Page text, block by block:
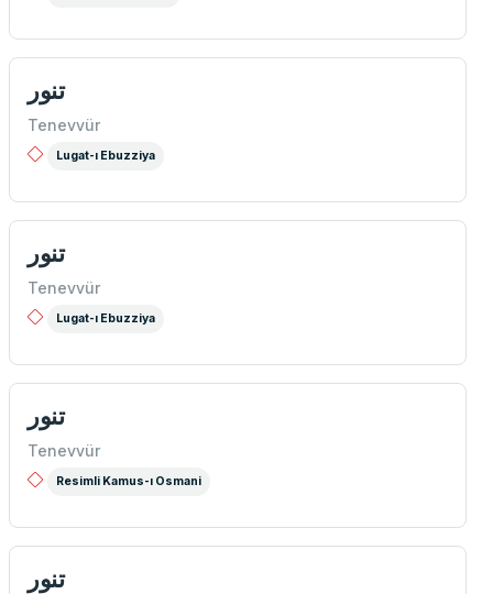
تنور
Tenevvür
Lugat-ı Ebuzziya
تنور
Tenevvür
Lugat-ı Ebuzziya
تنور
Tenevvür
Resimli Kamus-ı Osmani
تنور